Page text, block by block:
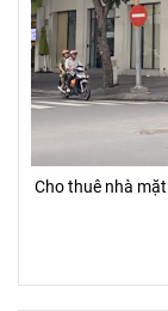
Cho thuê nhà